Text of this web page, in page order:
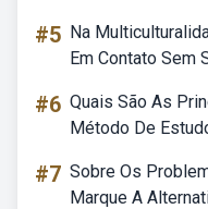
#5 Na
Em Contato Sem
#6 Quais São As
Método De
#7 Sobre Os
Marque A